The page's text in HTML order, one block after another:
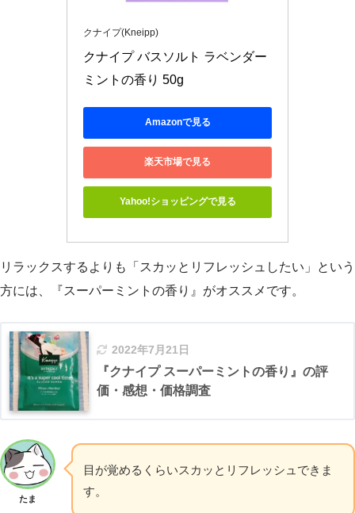
クナイプ(Kneipp)
クナイプ バスソルト ラベンダー
ミントの香り 50g
Amazonで見る
楽天市場で見る
Yahoo!ショッピングで見る
リラックスするよりも「スカッとリフレッシュしたい」という
方には、『スーパーミントの香り』がオススメです。
2022年7月21日
『クナイプ スーパーミントの香り』の評
価・感想・価格調査
たま
目が覚めるくらいスカッとリフレッシュできま
す。